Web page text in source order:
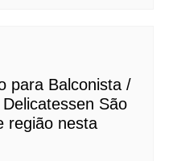
para Balconista /
São
região nesta